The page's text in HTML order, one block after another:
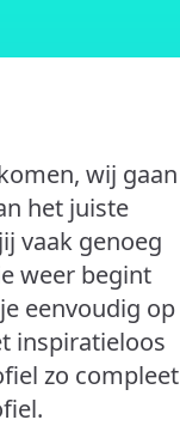
wij gaan
het juiste
vaak genoeg
weer begint
eenvoudig op
inspiratieloos
zo compleet